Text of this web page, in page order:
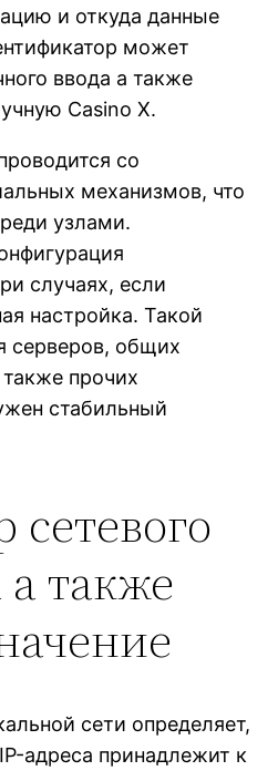
и откуда данные
может
ввода а также
Casino X.
со
механизмов, что
узлами.
случаях, если
настройка. Такой
серверов, общих
прочих
стабильный
также
сети определяет,
адреса принадлежит к